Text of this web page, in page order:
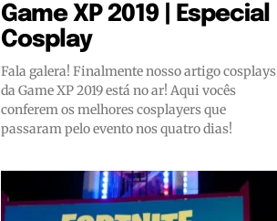
Game XP 2019 | Especial
Cosplay
Fala galera! Finalmente nosso artigo cosplays
da Game XP 2019 está no ar! Aqui vocês
conferem os melhores cosplayers que
passaram pelo evento nos quatro dias!